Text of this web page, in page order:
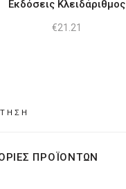
Εκδόσεις Κλειδάριθμος
€21.21
ΠΡΟΪΟΝΤΩΝ